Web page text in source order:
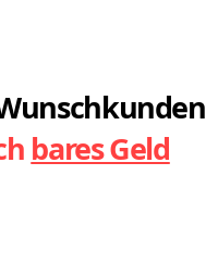
bares Geld